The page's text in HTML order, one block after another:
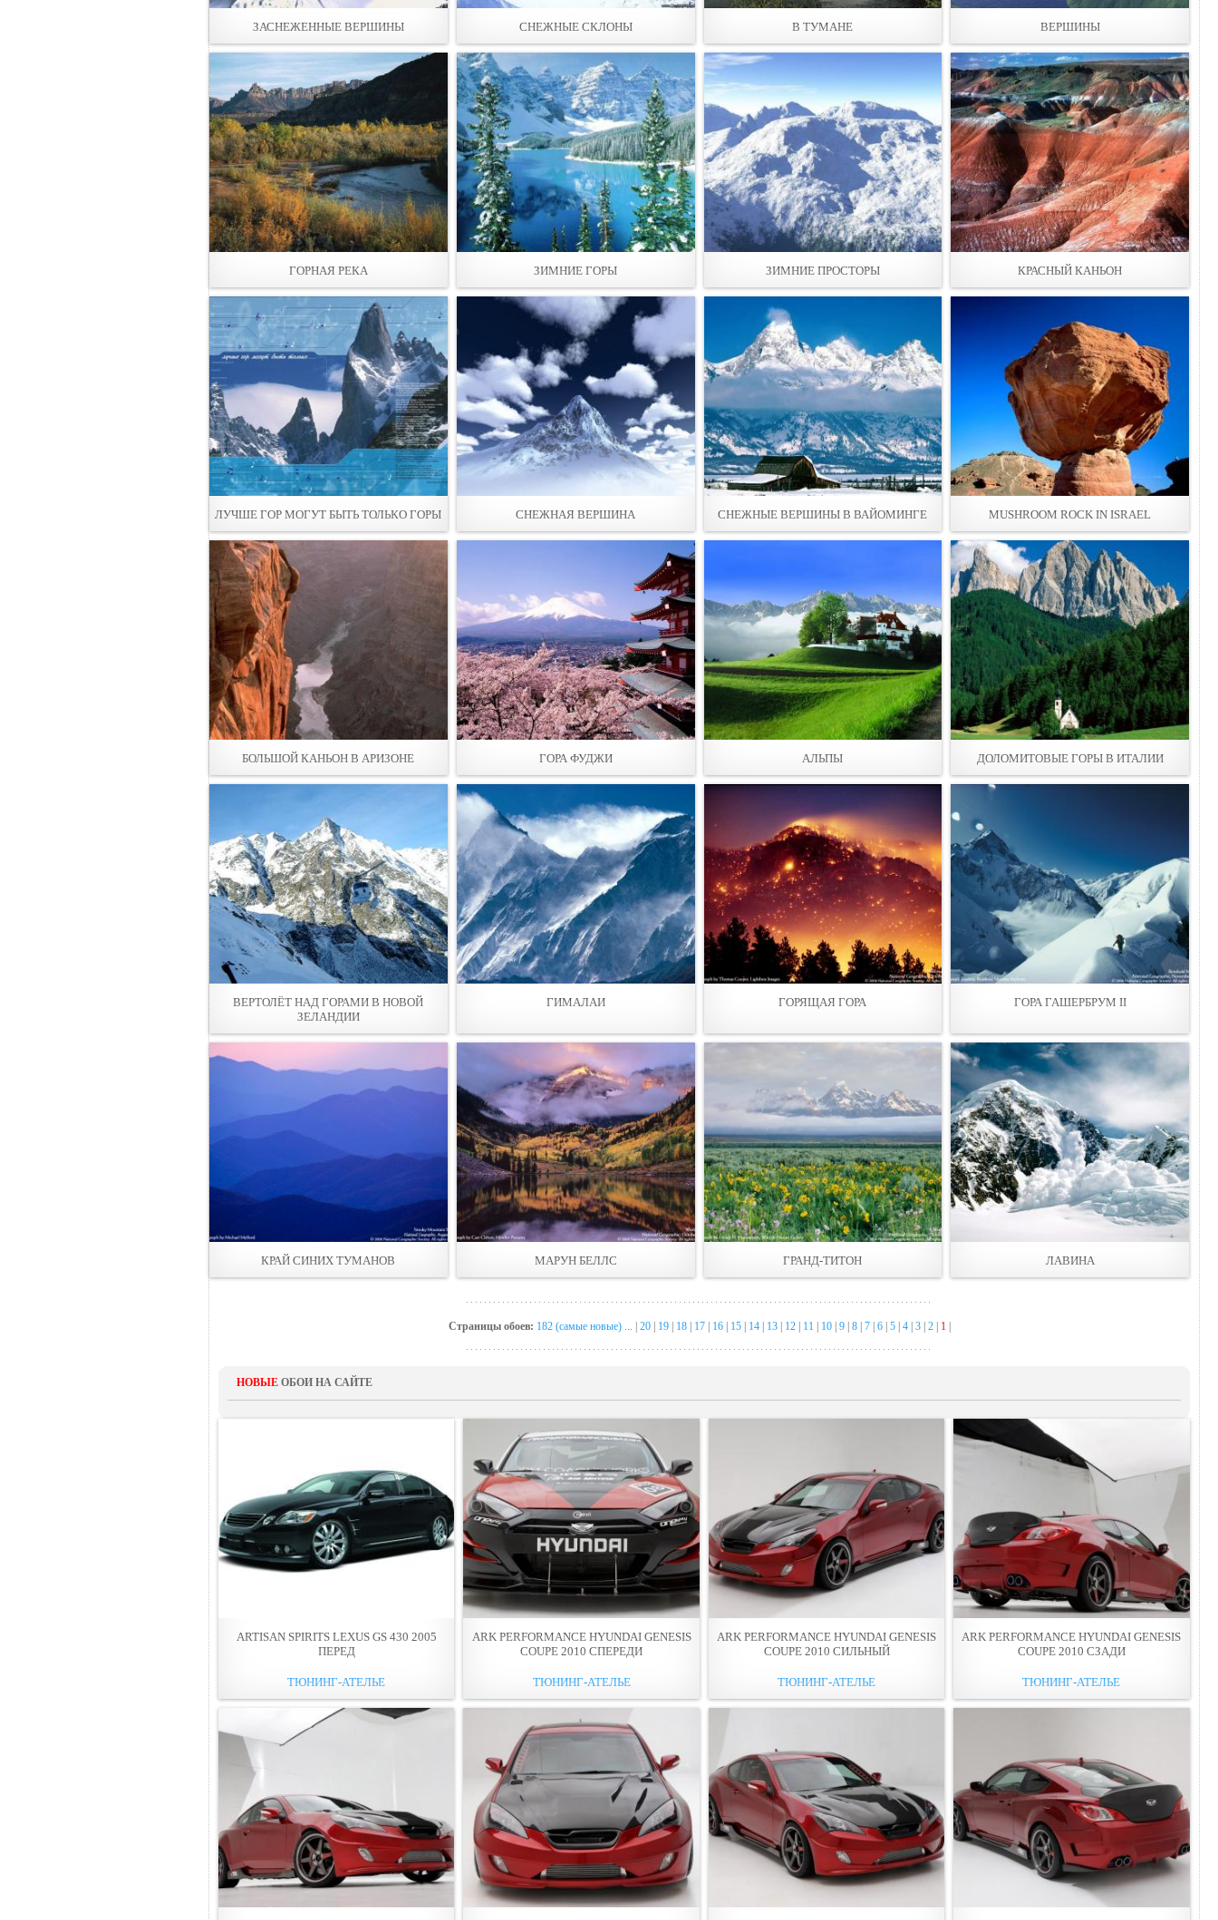
ЗАСНЕЖЕННЫЕ ВЕРШИНЫ СНЕЖНЫЕ СКЛОНЫ В ТУМАНЕ ВЕРШИНЫ
ГОРНАЯ РЕКА ЗИМНИЕ ГОРЫ ЗИМНИЕ ПРОСТОРЫ КРАСНЫЙ КАНЬОН
ЛУЧШЕ ГОР МОГУТ БЫТЬ ТОЛЬКО ГОРЫ СНЕЖНАЯ ВЕРШИНА СНЕЖНЫЕ ВЕРШИНЫ В ВАЙОМИНГЕ MUSHROOM ROCK IN ISRAEL
БОЛЬШОЙ КАНЬОН В АРИЗОНЕ ГОРА ФУДЖИ АЛЬПЫ ДОЛОМИТОВЫЕ ГОРЫ В ИТАЛИИ
ВЕРТОЛЁТ НАД ГОРАМИ В НОВОЙ
ЗЕЛАНДИИ
ГИМАЛАИ ГОРЯЩАЯ ГОРА ГОРА ГАШЕРБРУМ II
КРАЙ СИНИХ ТУМАНОВ МАРУН БЕЛЛС ГРАНД-ТИТОН ЛАВИНА
Страницы обоев: 182 (самые новые)... | 20| 19| 18| 17| 16| 15| 14| 13| 12| 11 10| 9| 8| 7| 6| 5| 4| 3| 2| 1|
НОВЫЕ ОБОИ НА САЙТЕ
ARTISAN SPIRITS LEXUS GS 430 2005
ПЕРЕД
ТЮНИНГ-АТЕЛЬЕ
ARK PERFORMANCE HYUNDAI GENESIS
COUPE 2010 СПЕРЕДИ
ТЮНИНГ-АТЕЛЬЕ
ARK PERFORMANCE HYUNDAI GENESIS
COUPE 2010 СИЛЬНЫЙ
ТЮНИНГ-АТЕЛЬЕ
ARK PERFORMANCE HYUNDAI GENESIS
COUPE 2010 СЗАДИ
ТЮНИНГ-АТЕЛЬЕ